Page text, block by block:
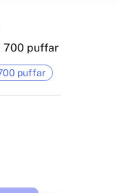
700 puffar
puffar